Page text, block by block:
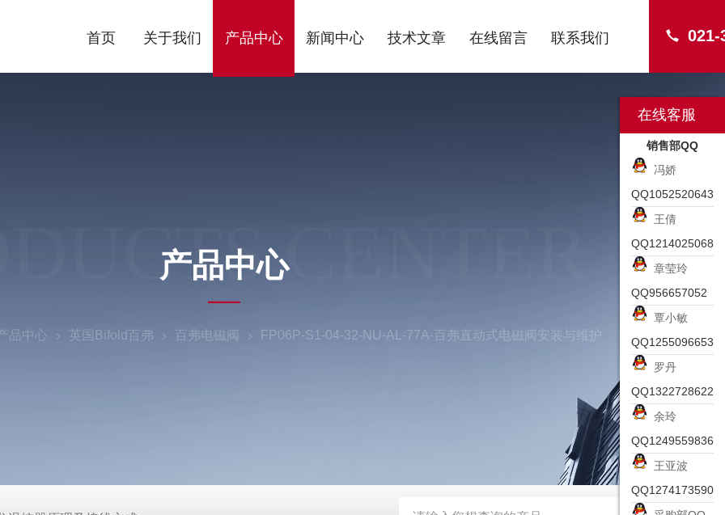
021-
首页 关于我们 产品中心 新闻中心 技术文章 在线留言 联系我们
CENTER
产品中心
品中心 英国Bifold百弗 百弗电磁阀 FP06P-S1-04-32-NU-AL-77A-百弗直动式电磁阀安装与维护
在线客服
销售部QQ
冯娇
QQ1052520643
王倩
QQ1214025068
章莹玲
QQ956657052
覃小敏
QQ1255096653
罗丹
QQ1322728622
余玲
QQ1249559836
王亚波
QQ1274173590